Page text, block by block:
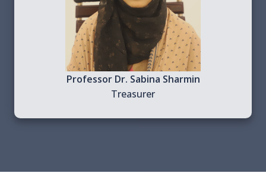
Professor Dr. Sabina Sharmin
Treasurer